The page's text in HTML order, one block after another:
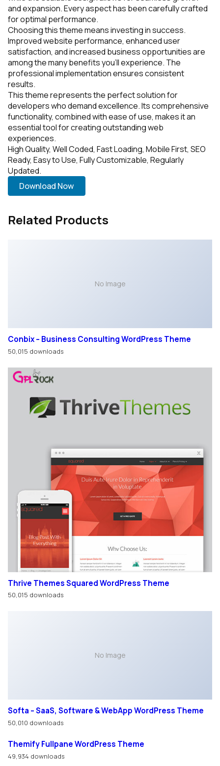
and expansion. Every aspect has been carefully crafted
for optimal performance.
Choosing this theme means investing in success.
Improved website performance, enhanced user
satisfaction, and increased business opportunities are
among the many benefits you'll experience. The
professional implementation ensures consistent
results.
This theme represents the perfect solution for
developers who demand excellence. Its comprehensive
functionality, combined with ease of use, makes it an
essential tool for creating outstanding web
experiences.
High Quality, Well Coded, Fast Loading, Mobile First, SEO
Ready, Easy to Use, Fully Customizable, Regularly
Updated.
Download Now
Related Products
No Image
Conbix – Business Consulting WordPress Theme
50,015 downloads
Thrive Themes Squared WordPress Theme
50,015 downloads
No Image
Softa – SaaS, Software & WebApp WordPress Theme
50,010 downloads
Themify Fullpane WordPress Theme
49,934 downloads